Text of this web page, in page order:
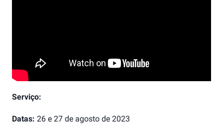
Serviço:
Datas: 26 e 27 de agosto de 2023